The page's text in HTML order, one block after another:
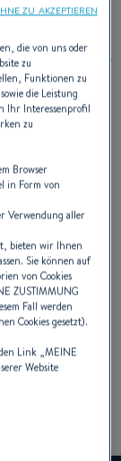
die von uns oder
zu
Funktionen zu
die Leistung
Ihr Interessenprofil
zu
Browser
in Form von
Verwendung aller
bieten wir Ihnen
Sie können auf
von Cookies
ZUSTIMMUNG
Fall werden
Cookies gesetzt).
Link „MEINE
Website
ZU AKZEPTIEREN